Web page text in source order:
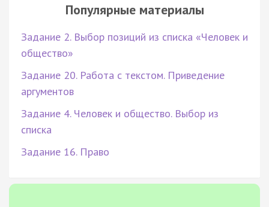
Популярные материалы
Задание 2. Выбор позиций из списка «Человек и
общество»
Задание 20. Работа с текстом. Приведение
аргументов
Задание 4. Человек и общество. Выбор из
списка
Задание 16. Право